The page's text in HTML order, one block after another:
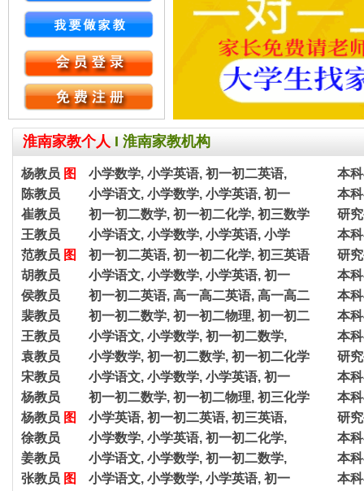
淮南家教个人 I 淮南家教机构
杨教员 图 小学数学, 小学英语, 初一初二英语,
本
陈教员
小学语文, 小学数学, 小学英语, 初一
本
崔教员
初一初二数学, 初一初二化学, 初三数学
研
王教员
小学语文, 小学数学, 小学英语, 小学
本
范教员 图 初一初二英语, 初一初二化学, 初三英语
研
胡教员
小学语文, 小学数学, 小学英语, 初一
本
侯教员
初一初二英语, 高一高二英语, 高一高二
本
裴教员
初一初二数学, 初一初二物理, 初一初二
本
王教员
小学语文, 小学数学, 初一初二数学,
本
袁教员
小学数学, 初一初二数学, 初一初二化学
研
宋教员
小学语文, 小学数学, 小学英语, 初一
本
杨教员
初一初二数学, 初一初二物理, 初三化学
本
杨教员 图 小学英语, 初一初二英语, 初三英语,
研
徐教员
小学数学, 小学英语, 初一初二化学,
本
姜教员
小学语文, 小学数学, 初一初二数学,
本
张教员 图 小学语文, 小学数学, 小学英语, 初一
本